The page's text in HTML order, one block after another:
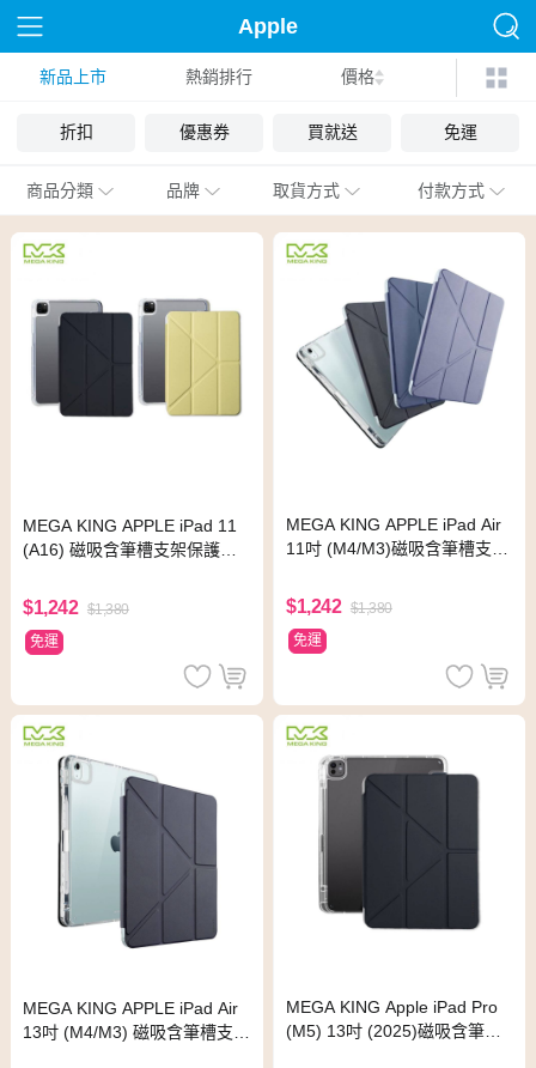
Apple
新品上市 熱銷排行 價格
折扣 優惠券 買就送 免運
商品分類 品牌 取貨方式 付款方式
MEGA KING APPLE iPad 11
(A16) 磁吸含筆槽支架保護套
$1,242 $1,380
免運
MEGA KING APPLE iPad Air
11吋 (M4/M3)磁吸含筆槽支架
$1,242 $1,380
免運
MEGA KING APPLE iPad Air
13吋 (M4/M3) 磁吸含筆槽支架
MEGA KING Apple iPad Pro
(M5) 13吋 (2025)磁吸含筆槽